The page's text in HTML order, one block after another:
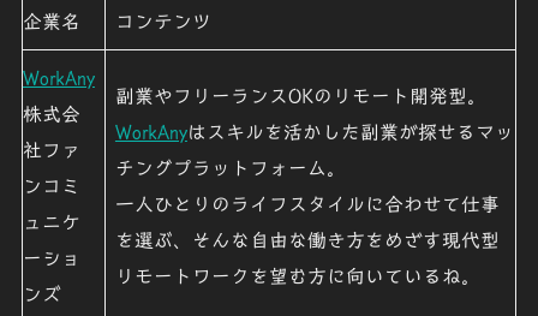
企業名 コンテンツ
WorkAny
株式会
社ファ
ンコミ
ュニケ
ーショ
ンズ
副業やフリーランスOKのリモート開発型。
WorkAnyはスキルを活かした副業が探せるマッ
チングプラットフォーム。
一人ひとりのライフスタイルに合わせて仕事
を選ぶ、そんな自由な働き方をめざす現代型
リモートワークを望む方に向いているね 。